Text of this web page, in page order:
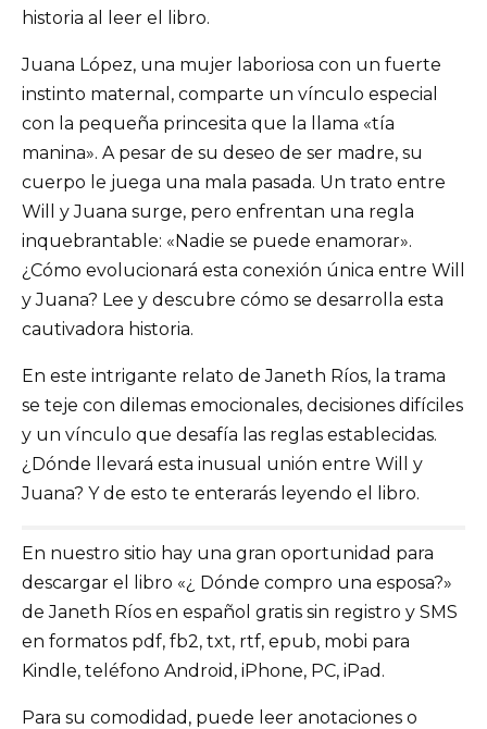
historia al leer el libro.
Juana López, una mujer laboriosa con un fuerte
instinto maternal, comparte un vínculo especial
con la pequeña princesita que la llama «tía
manina». A pesar de su deseo de ser madre, su
cuerpo le juega una mala pasada. Un trato entre
Will y Juana surge, pero enfrentan una regla
inquebrantable: «Nadie se puede enamorar».
¿Cómo evolucionará esta conexión única entre Will
y Juana? Lee y descubre cómo se desarrolla esta
cautivadora historia.
En este intrigante relato de Janeth Ríos, la trama
se teje con dilemas emocionales, decisiones difíciles
y un vínculo que desafía las reglas establecidas.
¿Dónde llevará esta inusual unión entre Will y
Juana? Y de esto te enterarás leyendo el libro.
En nuestro sitio hay una gran oportunidad para
descargar el libro «¿ Dónde compro una esposa?»
de Janeth Ríos en español gratis sin registro y SMS
en formatos pdf, fb2, txt, rtf, epub, mobi para
Kindle, teléfono Android, iPhone, PC, iPad.
Para su comodidad, puede leer anotaciones o